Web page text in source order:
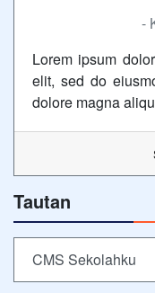
-
Lorem ipsum
elit, sed do
dolore magna
Tautan
CMS Sekolahku